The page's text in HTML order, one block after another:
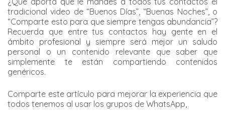
tradicional video de “Buenos Días”, “Buenas Noches”, o
“Comparte esto para que siempre tengas abundancia”?
Recuerda que entre tus contactos hay gente en el
ámbito profesional y siempre será mejor un saludo
personal o un contenido relevante que saber que
simplemente te están compartiendo contenidos
genéricos.
Comparte este artículo para mejorar la experiencia que
todos tenemos al usar los grupos de WhatsApp,